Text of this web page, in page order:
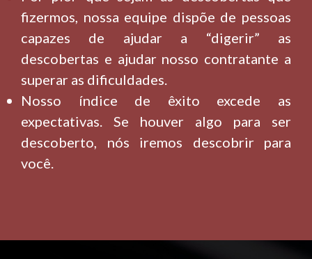
fizermos, nossa equipe dispõe de pessoas
capazes de ajudar a “digerir” as
descobertas e ajudar nosso contratante a
superar as dificuldades.
Nosso índice de êxito excede as
expectativas. Se houver algo para ser
descoberto, nós iremos descobrir para
você.